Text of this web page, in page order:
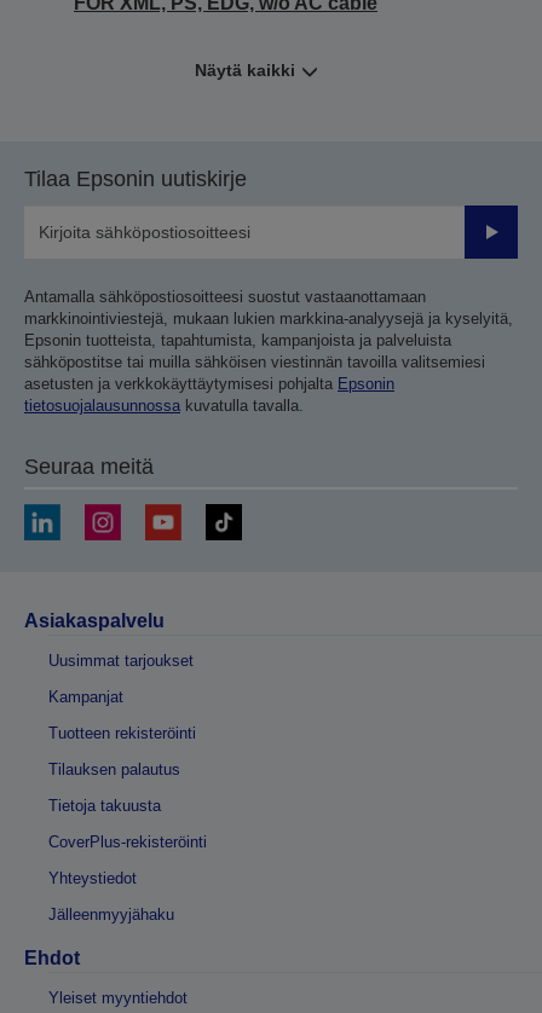
Näytä kaikki
Tilaa Epsonin uutiskirje
Lähetä
Antamalla sähköpostiosoitteesi suostut vastaanottamaan
markkinointiviestejä, mukaan lukien markkina-analyysejä ja kyselyitä,
Epsonin tuotteista, tapahtumista, kampanjoista ja palveluista
sähköpostitse tai muilla sähköisen viestinnän tavoilla valitsemiesi
asetusten ja verkkokäyttäytymisesi pohjalta Epsonin
tietosuojalausunnossa kuvatulla tavalla.
Seuraa meitä
Asiakaspalvelu
Uusimmat tarjoukset
Kampanjat
Tuotteen rekisteröinti
Tilauksen palautus
Tietoja takuusta
CoverPlus-rekisteröinti
Yhteystiedot
Jälleenmyyjähaku
Ehdot
Yleiset myyntiehdot